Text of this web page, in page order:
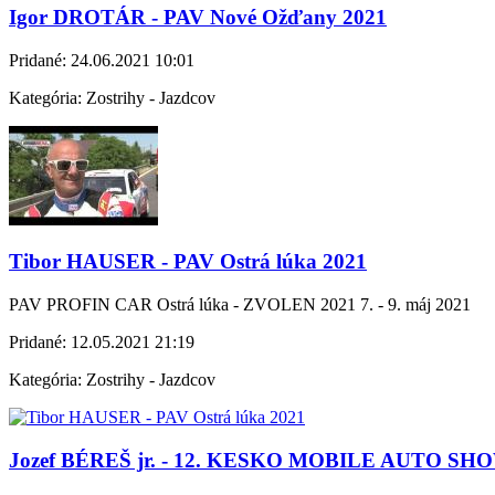
Igor DROTÁR - PAV Nové Ožďany 2021
Pridané: 24.06.2021 10:01
Kategória: Zostrihy - Jazdcov
Tibor HAUSER - PAV Ostrá lúka 2021
PAV PROFIN CAR Ostrá lúka - ZVOLEN 2021 7. - 9. máj 2021
Pridané: 12.05.2021 21:19
Kategória: Zostrihy - Jazdcov
Jozef BÉREŠ jr. - 12. KESKO MOBILE AUTO